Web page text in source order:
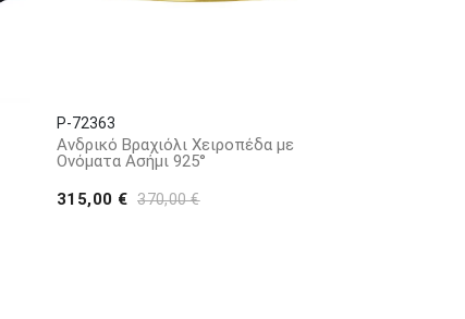
P-72363
Ανδρικό Βραχιόλι Χειροπέδα με
Ονόματα Ασήμι 925°
315,00 € 370,00 €